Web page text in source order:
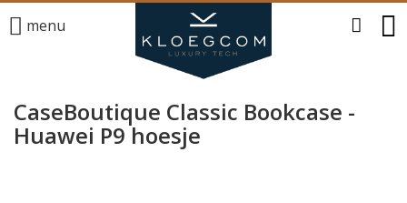
menu
CaseBoutique Classic Bookcase -
Huawei P9 hoesje